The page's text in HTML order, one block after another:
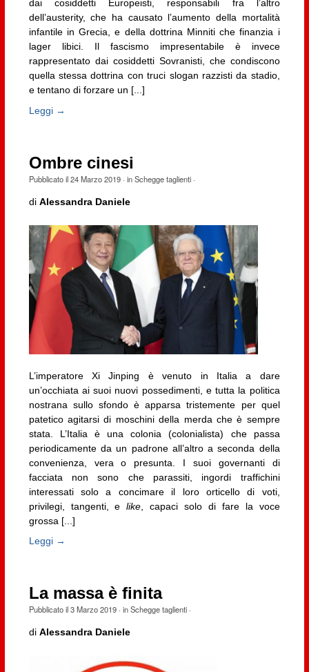
dai cosiddetti Europeisti, responsabili fra l’altro
dell’austerity, che ha causato l’aumento della mortalità
infantile in Grecia, e della dottrina Minniti che finanzia i
lager libici. Il fascismo impresentabile è invece
rappresentato dai cosiddetti Sovranisti, che condiscono
quella stessa dottrina con truci slogan razzisti da stadio,
e tentano di forzare un [...]
Leggi →
Ombre cinesi
Pubblicato il24 Marzo 2019· inSchegge taglienti·
di Alessandra Daniele
L’imperatore Xi Jinping è venuto in Italia a dare
un’occhiata ai suoi nuovi possedimenti, e tutta la politica
nostrana sullo sfondo è apparsa tristemente per quel
patetico agitarsi di moschini della merda che è sempre
stata. L’Italia è una colonia (colonialista) che passa
periodicamente da un padrone all’altro a seconda della
convenienza, vera o presunta. I suoi governanti di
facciata non sono che parassiti, ingordi traffichini
interessati solo a concimare il loro orticello di voti,
privilegi, tangenti, elike , capaci solo di fare la voce
grossa [...]
Leggi →
La massa è finita
Pubblicato il3 Marzo 2019· inSchegge taglienti·
di Alessandra Daniele